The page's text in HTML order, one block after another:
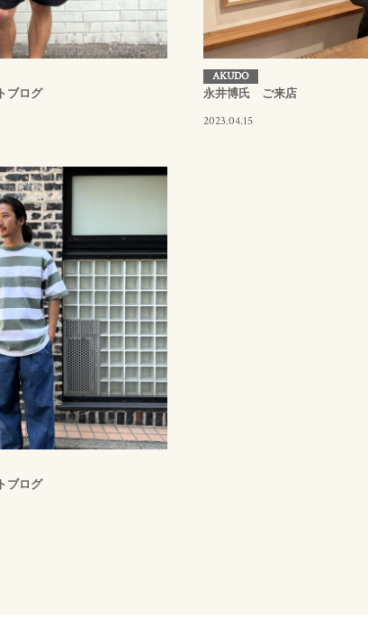
ブログ
AKUDO
永井博氏 ご来店
2023.04.15
ブログ